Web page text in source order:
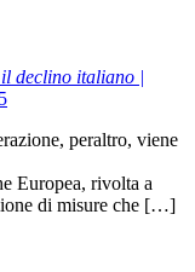
il declino italiano |
peraltro, viene
Europea, rivolta a
di misure che […]